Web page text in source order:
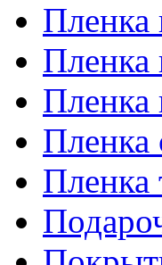
Пленка
Пленка
Пленка